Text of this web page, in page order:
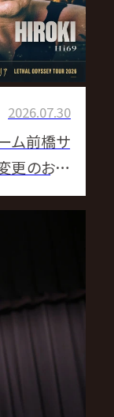
2026.07.30
ム前橋サ
更のお知